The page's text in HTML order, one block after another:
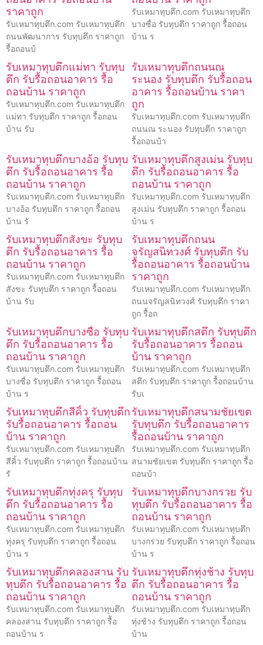
ราคาถูก
รับเหมาทุบตึก.com รับเหมาทุบตึก
ถนนพัฒนาการ รับทุบตึก ราคาถูก
รื้อถอนบ้
รับเหมาทุบตึก.com รับเหมาทุบตึก
บางซื่อ รับทุบตึก ราคาถูก รื้อถอน
บ้าน ร
รับเหมาทุบตึกแม่ทา รับทุบ
ตึก รับรื้อถอนอาคาร รื้อ
ถอนบ้าน ราคาถูก
รับเหมาทุบตึก.com รับเหมาทุบตึก
แม่ทา รับทุบตึก ราคาถูก รื้อถอน
บ้าน รับ
รับเหมาทุบตึกถนนณ
ระนอง รับทุบตึก รับรื้อถอน
อาคาร รื้อถอนบ้าน ราคา
ถูก
รับเหมาทุบตึก.com รับเหมาทุบตึก
ถนนณ ระนอง รับทุบตึก ราคาถูก
รื้อถอนบ้า
รับเหมาทุบตึกบางอ้อ รับทุบ
ตึก รับรื้อถอนอาคาร รื้อ
ถอนบ้าน ราคาถูก
รับเหมาทุบตึก.com รับเหมาทุบตึก
บางอ้อ รับทุบตึก ราคาถูก รื้อถอน
บ้าน รั
รับเหมาทุบตึกสูงเม่น รับทุบ
ตึก รับรื้อถอนอาคาร รื้อ
ถอนบ้าน ราคาถูก
รับเหมาทุบตึก.com รับเหมาทุบตึก
สูงเม่น รับทุบตึก ราคาถูก รื้อถอน
บ้าน ร
รับเหมาทุบตึกสังขะ รับทุบ
ตึก รับรื้อถอนอาคาร รื้อ
ถอนบ้าน ราคาถูก
รับเหมาทุบตึก.com รับเหมาทุบตึก
สังขะ รับทุบตึก ราคาถูก รื้อถอน
บ้าน รับ
รับเหมาทุบตึกถนน
จรัญสนิทวงศ์ รับทุบตึก รับ
รื้อถอนอาคาร รื้อถอนบ้าน
ราคาถูก
รับเหมาทุบตึก.com รับเหมาทุบตึก
ถนนจรัญสนิทวงศ์ รับทุบตึก ราคา
ถูก รื้อถ
รับเหมาทุบตึกบางซื่อ รับทุบ
ตึก รับรื้อถอนอาคาร รื้อ
ถอนบ้าน ราคาถูก
รับเหมาทุบตึก.com รับเหมาทุบตึก
บางซื่อ รับทุบตึก ราคาถูก รื้อถอน
บ้าน ร
รับเหมาทุบตึกสตึก รับทุบตึก
รับรื้อถอนอาคาร รื้อถอน
บ้าน ราคาถูก
รับเหมาทุบตึก.com รับเหมาทุบตึก
สตึก รับทุบตึก ราคาถูก รื้อถอนบ้าน
รับเ
รับเหมาทุบตึกสีคิ้ว รับทุบตึก
รับรื้อถอนอาคาร รื้อถอน
บ้าน ราคาถูก
รับเหมาทุบตึก.com รับเหมาทุบตึก
สีคิ้ว รับทุบตึก ราคาถูก รื้อถอนบ้าน
รั
รับเหมาทุบตึกสนามชัยเขต
รับทุบตึก รับรื้อถอนอาคาร
รื้อถอนบ้าน ราคาถูก
รับเหมาทุบตึก.com รับเหมาทุบตึก
สนามชัยเขต รับทุบตึก ราคาถูก รื้อ
ถอนบ้า
รับเหมาทุบตึกทุ่งครุ รับทุบ
ตึก รับรื้อถอนอาคาร รื้อ
ถอนบ้าน ราคาถูก
รับเหมาทุบตึก.com รับเหมาทุบตึก
ทุ่งครุ รับทุบตึก ราคาถูก รื้อถอน
บ้าน ร
รับเหมาทุบตึกบางกรวย รับ
ทุบตึก รับรื้อถอนอาคาร รื้อ
ถอนบ้าน ราคาถูก
รับเหมาทุบตึก.com รับเหมาทุบตึก
บางกรวย รับทุบตึก ราคาถูก รื้อถอน
บ้าน ร
รับเหมาทุบตึกคลองสาน รับ
ทุบตึก รับรื้อถอนอาคาร รื้อ
ถอนบ้าน ราคาถูก
รับเหมาทุบตึก.com รับเหมาทุบตึก
คลองสาน รับทุบตึก ราคาถูก รื้อ
ถอนบ้าน ร
รับเหมาทุบตึกทุ่งช้าง รับทุบ
ตึก รับรื้อถอนอาคาร รื้อ
ถอนบ้าน ราคาถูก
รับเหมาทุบตึก.com รับเหมาทุบตึก
ทุ่งช้าง รับทุบตึก ราคาถูก รื้อถอน
บ้าน